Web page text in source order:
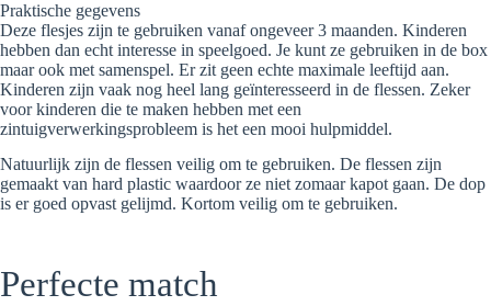
Praktische gegevens
Deze flesjes zijn te gebruiken vanaf ongeveer 3 maanden. Kinderen
hebben dan echt interesse in speelgoed. Je kunt ze gebruiken in de box
maar ook met samenspel. Er zit geen echte maximale leeftijd aan.
Kinderen zijn vaak nog heel lang geïnteresseerd in de flessen. Zeker
voor kinderen die te maken hebben met een
zintuigverwerkingsprobleem is het een mooi hulpmiddel.
Natuurlijk zijn de flessen veilig om te gebruiken. De flessen zijn
gemaakt van hard plastic waardoor ze niet zomaar kapot gaan. De dop
is er goed opvast gelijmd. Kortom veilig om te gebruiken.
Perfecte match